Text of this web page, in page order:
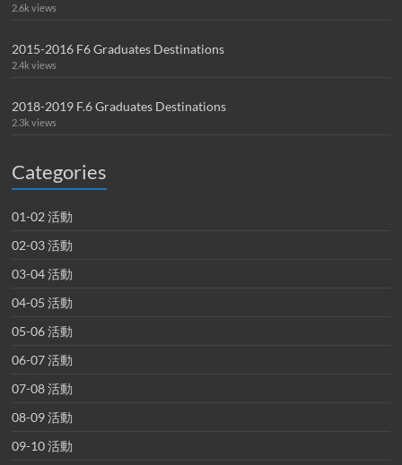
2.6k views
2015-2016 F6 Graduates Destinations
2.4k views
2018-2019 F.6 Graduates Destinations
2.3k views
Categories
01-02 活動
02-03 活動
03-04 活動
04-05 活動
05-06 活動
06-07 活動
07-08 活動
08-09 活動
09-10 活動